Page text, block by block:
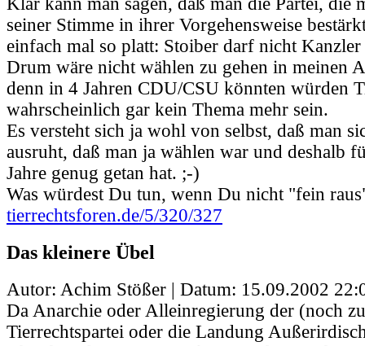
seiner Stimme in ihrer Vorgehensweise
einfach mal so platt: Stoiber darf nicht
Drum wäre nicht wählen zu gehen in meinen
denn in 4 Jahren CDU/CSU könnten würden
wahrscheinlich gar kein Thema mehr sein.
Es versteht sich ja wohl von selbst, daß man
ausruht, daß man ja wählen war und deshalb
Jahre genug getan hat. ;-)
Was würdest Du tun, wenn Du nicht "fein
tierrechtsforen.de/5/320/327
Das kleinere Übel
Autor: Achim Stößer | Datum: 15.09.2002
Da Anarchie oder Alleinregierung der (noch
Tierrechtspartei oder die Landung